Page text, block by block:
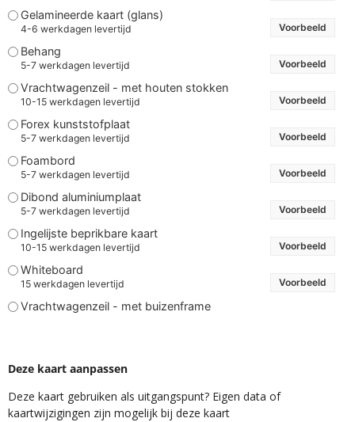
Gelamineerde kaart (glans)
4-6 werkdagen levertijd Voorbeeld
Behang
5-7 werkdagen levertijd Voorbeeld
Vrachtwagenzeil - met houten stokken
10-15 werkdagen levertijd Voorbeeld
Forex kunststofplaat
5-7 werkdagen levertijd Voorbeeld
Foambord
5-7 werkdagen levertijd Voorbeeld
Dibond aluminiumplaat
5-7 werkdagen levertijd Voorbeeld
Ingelijste beprikbare kaart
10-15 werkdagen levertijd Voorbeeld
Whiteboard
15 werkdagen levertijd Voorbeeld
Vrachtwagenzeil - met buizenframe
Deze kaart aanpassen
Deze kaart gebruiken als uitgangspunt? Eigen data of
kaartwijzigingen zijn mogelijk bij deze kaart